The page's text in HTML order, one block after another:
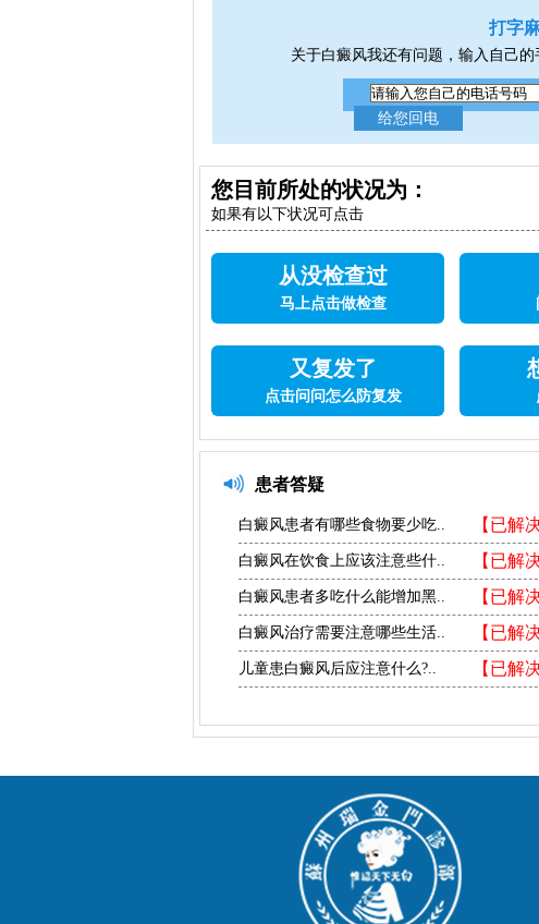
打字
关于白癜风我还有问题，输入自己
您目前所处的状况为：
如果有以下状况可点击
从没检查过
马上点击做检查
又复发了
点击问问怎么防复发
患者答疑
【已解
白癜风患者有哪些食物要少吃..
【已解
白癜风在饮食上应该注意些什..
【已解
白癜风患者多吃什么能增加黑..
【已解
白癜风治疗需要注意哪些生活..
【已解
儿童患白癜风后应注意什么?..